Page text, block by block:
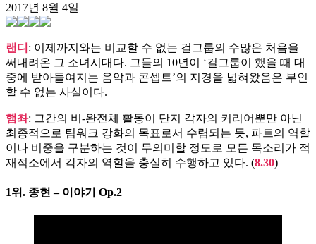
2017년 8월 4일
랜디 : 이제까지와는 비교할 수 없는 걸그룹의 수많은 처음을
써내려온 그 소녀시대다. 그들의 10년이 ‘걸그룹이 했을 때 대
중에 받아들여지는 음악과 콘셉트’의 지경을 넓혀왔음은 부인
할 수 없는 사실이다.
햄촤: 그간의 비-완전체 활동이 단지 각자의 커리어뿐만 아닌
최종적으로 팀워크 강화의 목표로서 수렴되는 듯, 파트의 역할
이나 비중을 구분하는 것이 무의미할 정도로 모든 목소리가 적
재적소에서 각자의 역할을 충실히 수행하고 있다. (8.30)
1위. 종현 – 이야기 Op.2